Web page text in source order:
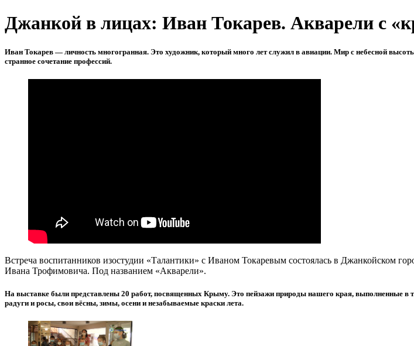
Джанкой в лицах: Иван Токарев. Акварели с
Иван Токарев — личность многогранная. Это художник, который много лет служил в авиации. Мир с небесной
странное сочетание профессий.
Встреча воспитанников изостудии «Талантики» с Иваном Токаревым состоялась в Джанкойском
Ивана Трофимовича. Под названием «Акварели».
На выставке были представлены 20 работ, посвященных Крыму. Это пейзажи природы нашего края, выполненные
радуги и росы, свои вёсны, зимы, осени и незабываемые краски лета.